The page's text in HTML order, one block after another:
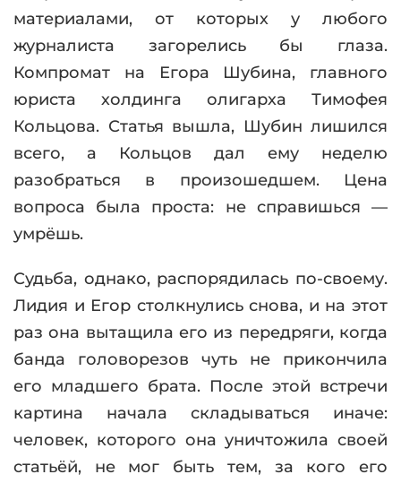
материалами, от которых у любого
журналиста загорелись бы глаза.
Компромат на Егора Шубина, главного
юриста холдинга олигарха Тимофея
Кольцова. Статья вышла, Шубин лишился
всего, а Кольцов дал ему неделю
разобраться в произошедшем. Цена
вопроса была проста: не справишься —
умрёшь.
Судьба, однако, распорядилась по-своему.
Лидия и Егор столкнулись снова, и на этот
раз она вытащила его из передряги, когда
банда головорезов чуть не прикончила
его младшего брата. После этой встречи
картина начала складываться иначе:
человек, которого она уничтожила своей
статьёй, не мог быть тем, за кого его